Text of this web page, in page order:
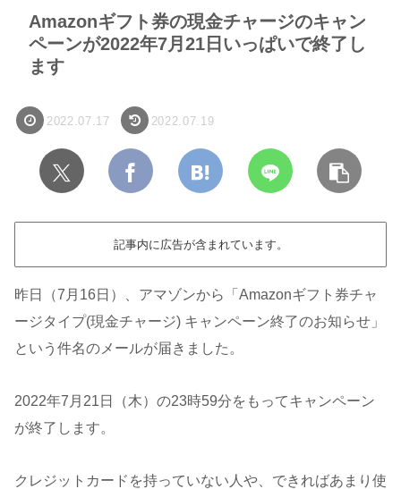
Amazonギフト券の現金チャージのキャン
ペーンが2022年7月21日いっぱいで終了し
ます
2022.07.17 2022.07.19
記事内に広告が含まれています。
昨日（7月16日）、アマゾンから「Amazonギフト券チャ
ージタイプ(現金チャージ) キャンペーン終了のお知らせ」
という件名のメールが届きました。
2022年7月21日（木）の23時59分をもってキャンペーン
が終了します。
クレジットカードを持っていない人や、できればあまり使